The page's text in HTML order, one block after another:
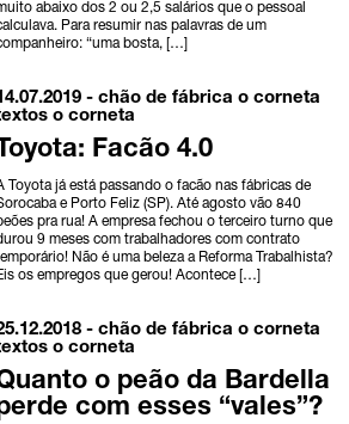
abaixo dos 2 ou 2,5 salários que o pessoal
Para resumir nas palavras de um
“uma bosta, […]
-chão de fábrica o corneta
o corneta
Toyota: Facão 4.0
Toyota já está passando o facão nas fábricas de
e Porto Feliz (SP). Até agosto vão 840
pra rua! A empresa fechou o terceiro turno que
9 meses com trabalhadores com contrato
Não é uma beleza a Reforma Trabalhista?
os empregos que gerou! Acontece […]
-chão de fábrica o corneta
o corneta
o peão da Bardella
com esses “vales”?